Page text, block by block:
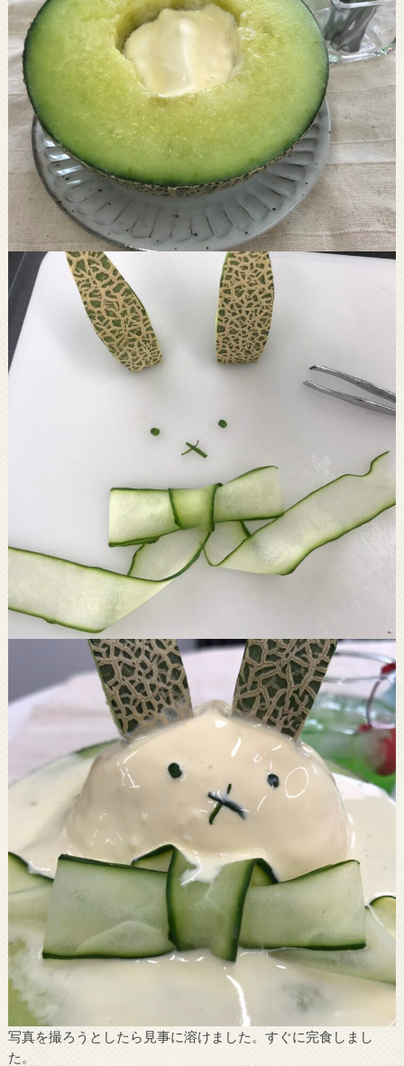
写真を撮ろうとしたら見事に溶けました。すぐに完食しまし
た。